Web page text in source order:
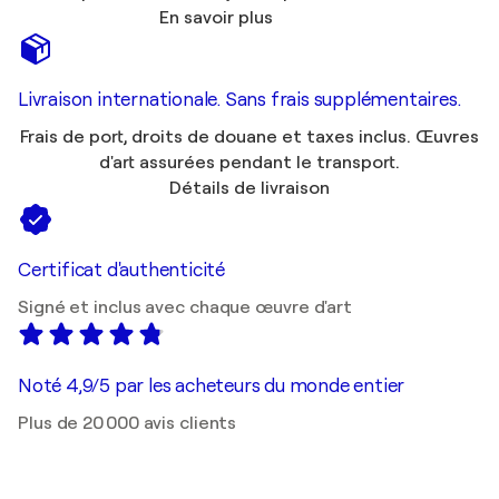
En savoir plus
Livraison internationale. Sans frais supplémentaires.
Frais de port, droits de douane et taxes inclus. Œuvres
d'art assurées pendant le transport.
Détails de livraison
Certificat d'authenticité
Signé et inclus avec chaque œuvre d'art
Noté 4,9/5 par les acheteurs du monde entier
Plus de 20 000 avis clients